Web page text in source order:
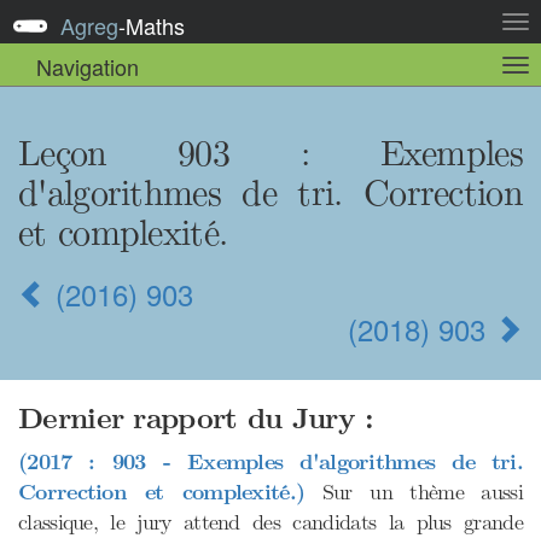
la
Agreg-Maths
Navigation
la
Leçon 903 : Exemples
d'algorithmes de tri. Correction
et complexité.
(2016) 903
(2018) 903
Dernier rapport du Jury :
(2017 : 903 - Exemples d'algorithmes de tri.
Correction et complexité.) Sur un thème aussi
classique, le jury attend des candidats la plus grande